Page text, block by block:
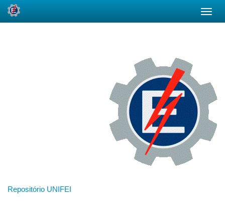
Repositório UNIFEI